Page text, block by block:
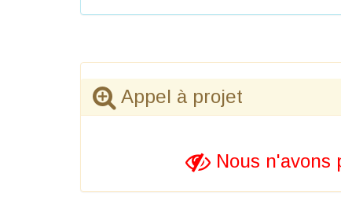
Appel à projet
Nous n'avons